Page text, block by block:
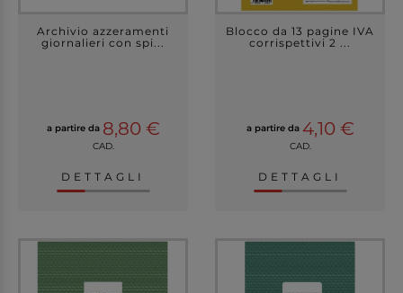
Archivio azzeramenti
giornalieri con spi...
a partire da 8,80 €
CAD.
DETTAGLI
Blocco da 13 pagine IVA
corrispettivi 2 ...
a partire da 4,10 €
CAD.
DETTAGLI